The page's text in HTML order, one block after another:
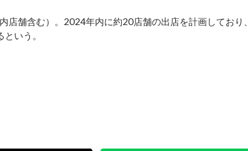
舗含む）。2024年内に約20店舗の出店を計画しており、
いう。